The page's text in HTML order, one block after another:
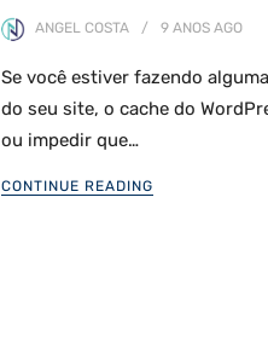
ANGEL COSTA 9 ANOS AGO
Se você estiver fazendo
do seu site, o cache do
ou impedir que…
CONTINUE READING